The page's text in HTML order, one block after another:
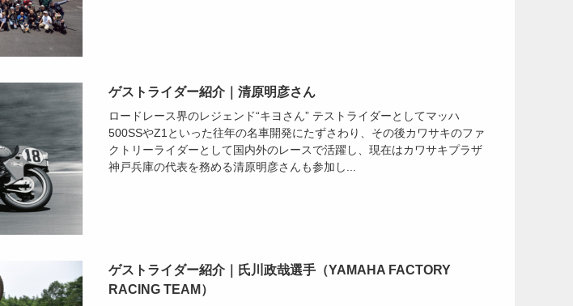
ゲストライダー紹介｜清原明彦さん
ロードレース界のレジェンド“キヨさん” テストライダーとしてマッハ
500SSやZ1といった往年の名車開発にたずさわり、その後カワサキのファ
クトリーライダーとして国内外のレースで活躍し、現在はカワサキプラザ
神戸兵庫の代表を務める清原明彦さんも参加し...
ゲストライダー紹介｜氏川政哉選手（YAMAHA FACTORY
RACING TEAM）